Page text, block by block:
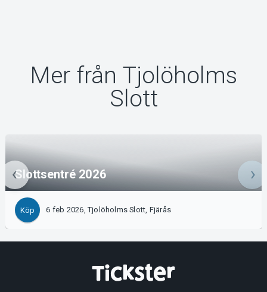
Mer från Tjolöholms
Slott
Slottsentré 2026
Köp 6 feb 2026, Tjolöholms Slott, Fjärås